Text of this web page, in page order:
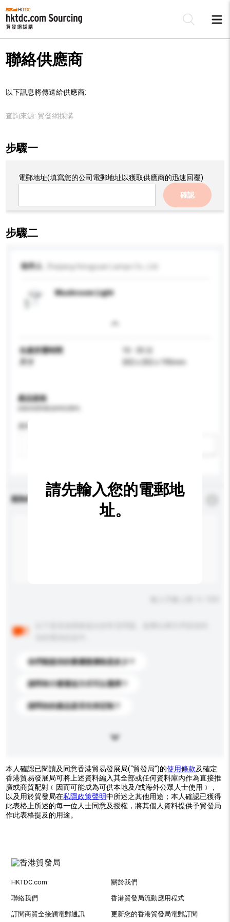
聯絡供應商
以下訊息將傳送給供應商:
查詢來源: 貿發網採購
步驟一
電郵地址(填寫您的公司電郵地址以獲取供應商的迅速回覆)
確認
步驟二
收件人
Mushroom Light
生產所需時間
202 x 202 x 195mm
產品規格
查詢內容 * 必須填寫
你們能提供的最優惠價格是多少？
請問有什麼運送方式可以選擇？
請問你的產品是否支持定制？
請先輸入您的電郵地
址。
本人確認已閱讀及同意香港貿易發展局(“貿發局”)的使用條款及確定
香港貿易發展局可將上述資料編入其全部或任何資料庫內作為直接推
廣或商貿配對﹝因而可能成為可供本地及/或海外公眾人士使用﹞，
以及用於貿發局在私隱政策聲明中所述之其他用途；本人確認已獲得
此表格上所述的每一位人士同意及授權，將其個人資料提供予貿發局
作此表格提及的用途。
HKTDC.com 關於我們
聯絡我們 香港貿發局流動應用程式
訂閱商貿全接觸電郵通訊 更新您的香港貿發局電郵訂閱